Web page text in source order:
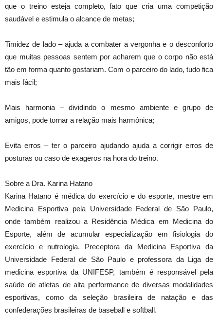
que o treino esteja completo, fato que cria uma competição
saudável e estimula o alcance de metas;
Timidez de lado – ajuda a combater a vergonha e o desconforto
que muitas pessoas sentem por acharem que o corpo não está
tão em forma quanto gostariam. Com o parceiro do lado, tudo fica
mais fácil;
Mais harmonia – dividindo o mesmo ambiente e grupo de
amigos, pode tornar a relação mais harmônica;
Evita erros – ter o parceiro ajudando ajuda a corrigir erros de
posturas ou caso de exageros na hora do treino.
Sobre a Dra. Karina Hatano
Karina Hatano é médica do exercício e do esporte, mestre em
Medicina Esportiva pela Universidade Federal de São Paulo,
onde também realizou a Residência Médica em Medicina do
Esporte, além de acumular especialização em fisiologia do
exercício e nutrologia. Preceptora da Medicina Esportiva da
Universidade Federal de São Paulo e professora da Liga de
medicina esportiva da UNIFESP, também é responsável pela
saúde de atletas de alta performance de diversas modalidades
esportivas, como da seleção brasileira de natação e das
confederações brasileiras de baseball e softball.